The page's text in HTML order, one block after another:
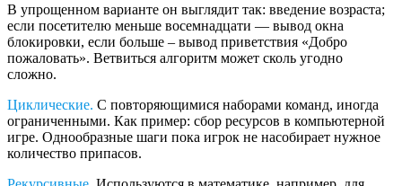
В упрощенном варианте он выглядит так: введение возраста;
если посетителю меньше восемнадцати — вывод окна
блокировки, если больше ‒ вывод приветствия «Добро
пожаловать». Ветвиться алгоритм может сколь угодно
сложно.
Циклические. С повторяющимися наборами команд, иногда
ограниченными. Как пример: сбор ресурсов в компьютерной
игре. Однообразные шаги пока игрок не насобирает нужное
количество припасов.